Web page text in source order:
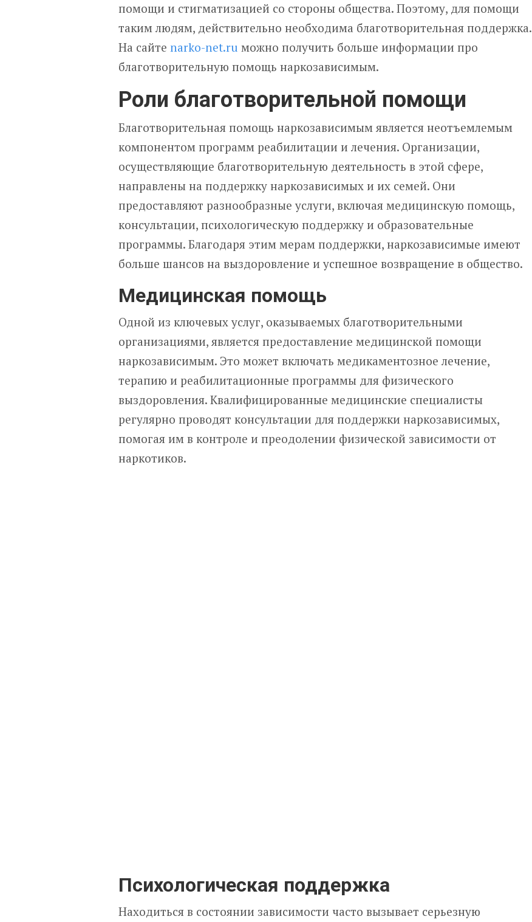
помощи и стигматизацией со стороны общества. Поэтому, для помощи
таким людям, действительно необходима благотворительная поддержка.
На сайте narko-net.ru можно получить больше информации про
благотворительную помощь наркозависимым.
Роли благотворительной помощи
Благотворительная помощь наркозависимым является неотъемлемым
компонентом программ реабилитации и лечения. Организации,
осуществляющие благотворительную деятельность в этой сфере,
направлены на поддержку наркозависимых и их семей. Они
предоставляют разнообразные услуги, включая медицинскую помощь,
консультации, психологическую поддержку и образовательные
программы. Благодаря этим мерам поддержки, наркозависимые имеют
больше шансов на выздоровление и успешное возвращение в общество.
Медицинская помощь
Одной из ключевых услуг, оказываемых благотворительными
организациями, является предоставление медицинской помощи
наркозависимым. Это может включать медикаментозное лечение,
терапию и реабилитационные программы для физического
выздоровления. Квалифицированные медицинские специалисты
регулярно проводят консультации для поддержки наркозависимых,
помогая им в контроле и преодолении физической зависимости от
наркотиков.
Психологическая поддержка
Находиться в состоянии зависимости часто вызывает серьезную